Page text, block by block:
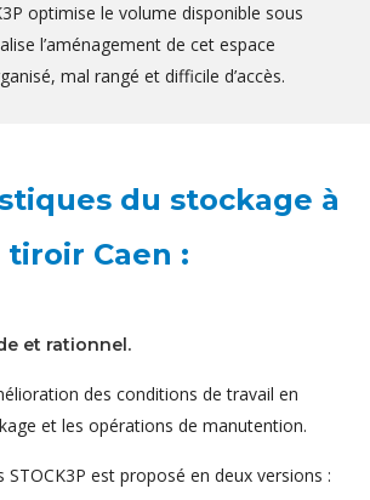
optimise le volume disponible sous
l’aménagement de cet espace
mal rangé et difficile d’accès.
du stockage à
tiroir Caen :
et rationnel.
des conditions de travail en
et les opérations de manutention.
est proposé en deux versions :